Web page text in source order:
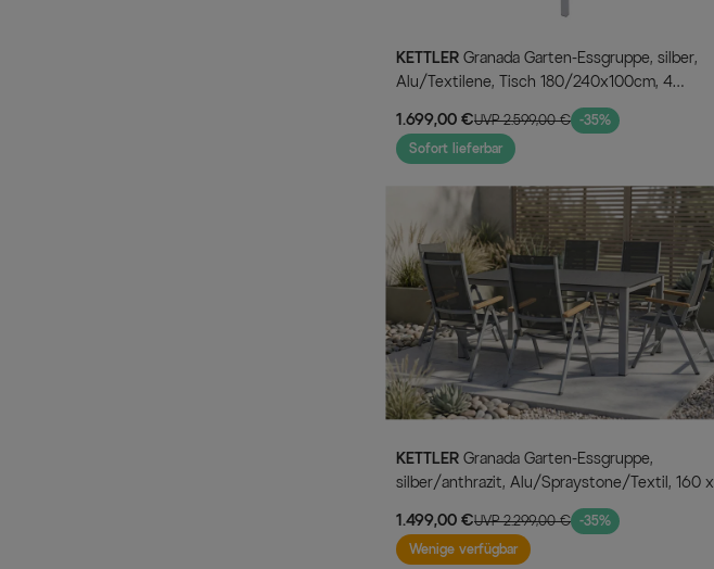
KETTLER
Alu/Textilene, Tisch 180/240x100cm, 4
1.699,00 €UVP 2.599,00 € -35%
Sofort lieferbar
KETTLER
silber/anthrazit, Alu/Spraystone/Textil, 160 x
1.499,00 €UVP 2.299,00 € -35%
Wenige verfügbar